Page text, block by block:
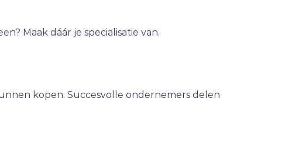
Maak dáár je specialisatie van.
kopen. Succesvolle ondernemers delen